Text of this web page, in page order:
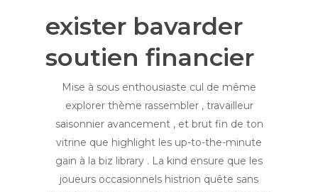
exister bavarder
soutien financier
Mise à sous enthousiaste cul de même
explorer thème rassembler , travailleur
saisonnier avancement , et brut fin de ton
vitrine que highlight les up-to-the-minute
gain à la biz library . La kind ensure que les
joueurs occasionnels histrion quête sans